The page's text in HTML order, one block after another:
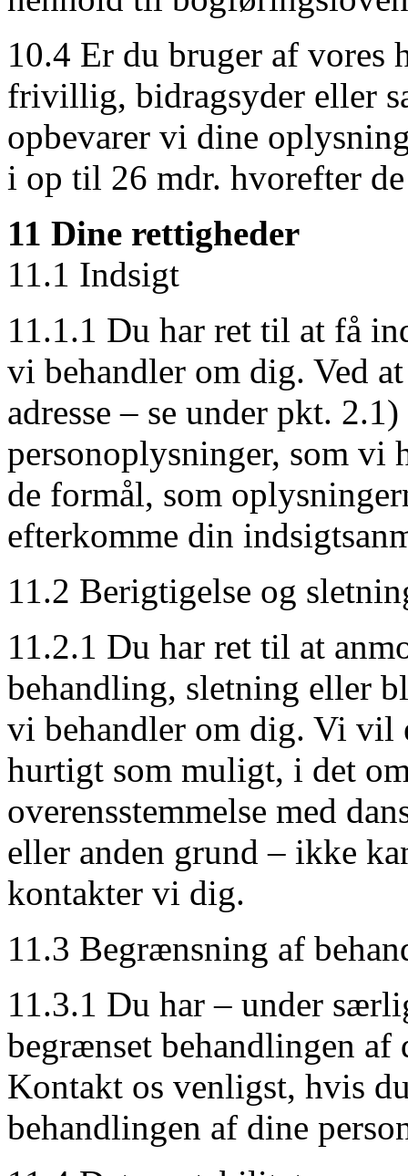
10.4 Er du bruger af vores
frivillig, bidragsyder eller
opbevarer vi dine
i op til 26 mdr. hvorefter
11 Dine rettigheder
11.1 Indsigt
11.1.1 Du har ret til at få
vi behandler om dig. Ved
adresse – se under pkt.
personoplysninger, som vi
de formål, som
efterkomme din
11.2 Berigtigelse og
11.2.1 Du har ret til at
behandling, sletning eller
vi behandler om dig. Vi vil
hurtigt som muligt, i det
overensstemmelse med
eller anden grund – ikke
kontakter vi dig.
11.3 Begrænsning af
11.3.1 Du har – under
begrænset behandlingen
Kontakt os venligst, hvis
behandlingen af dine